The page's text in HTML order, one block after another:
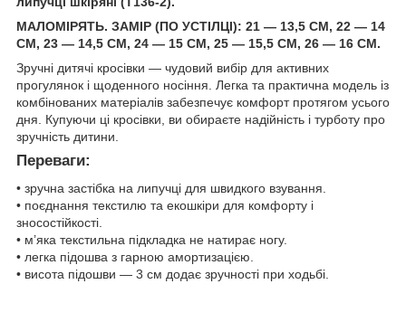
МАЛОМІРЯТЬ. ЗАМІР (ПО УСТІЛЦІ): 21 — 13,5 СМ, 22 — 14
СМ, 23 — 14,5 СМ, 24 — 15 СМ, 25 — 15,5 СМ, 26 — 16 СМ.
Зручні дитячі кросівки — чудовий вибір для активних
прогулянок і щоденного носіння. Легка та практична модель із
комбінованих матеріалів забезпечує комфорт протягом усього
дня. Купуючи ці кросівки, ви обираєте надійність і турботу про
зручність дитини.
Переваги:
• зручна застібка на липучці для швидкого взування.
• поєднання текстилю та екошкіри для комфорту і
зносостійкості.
• м’яка текстильна підкладка не натирає ногу.
• легка підошва з гарною амортизацією.
• висота підошви — 3 см додає зручності при ходьбі.